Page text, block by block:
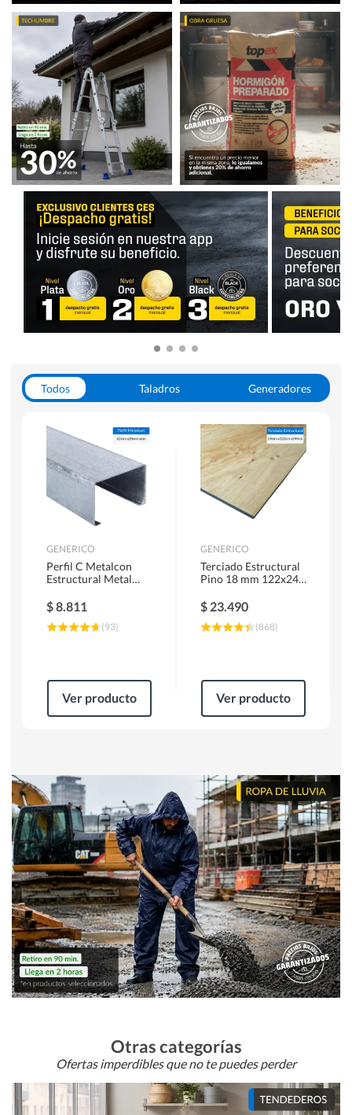
Todos Taladros
Generadores
Herramientas Manuales
Sierras Circulares
GENERICO
Perfil C Metalcon
Estructural Metal
$8.811
(93)
Ver producto
GENERICO
Terciado Estructural
Pino 18 mm 122x244
$ 23.490
(868)
Ver producto
Otras categorías
Ofertas imperdibles que no te puedes perder